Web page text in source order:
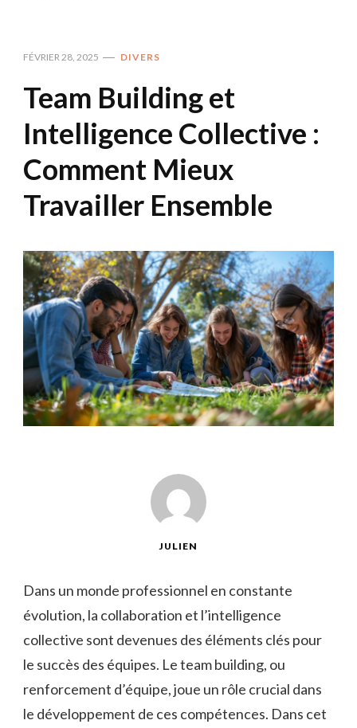
FÉVRIER 28, 2025 DIVERS
Team Building et
Intelligence Collective :
Comment Mieux
Travailler Ensemble
JULIEN
Dans un monde professionnel en constante
évolution, la collaboration et l’intelligence
collective sont devenues des éléments clés pour
le succès des équipes. Le team building, ou
renforcement d’équipe, joue un rôle crucial dans
le développement de ces compétences. Dans cet